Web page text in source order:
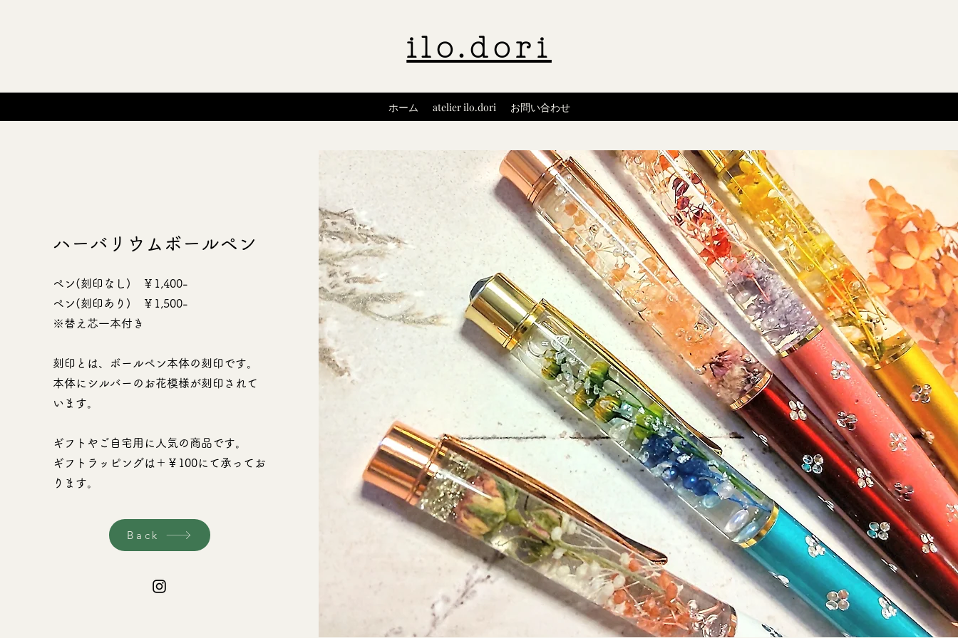
ilo.dori
ホーム atelier ilo.dori お問い合わせ
ハーバリウム ボールペン
ペン(刻印なし) ￥1,400-
ペン(刻印あり) ￥1,500-
※替え芯一本付き
刻印とは、ボールペン本体の刻印です。
本体にシルバーのお花模様が刻印されて
います。
ギフトやご自宅用に人気の商品です。
​ギフトラッピングは＋￥100にて承ってお
ります。
Back